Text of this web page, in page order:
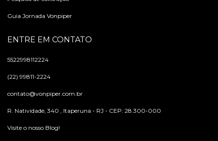
Guia Jornada Vonpiper
ENTRE EM CONTATO
5522998112224
(22) 99811-2224
contato@vonpiper.com.br
R. Natividade, 340 , Itaperuna - RJ - CEP: 28.300-000
Visite o nosso Blog!